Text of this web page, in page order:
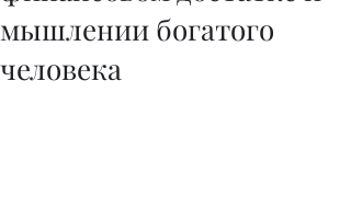
мышлении богатого
человека